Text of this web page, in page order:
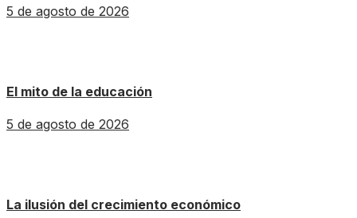
5 de agosto de 2026
El mito de la educación
5 de agosto de 2026
La ilusión del crecimiento económico